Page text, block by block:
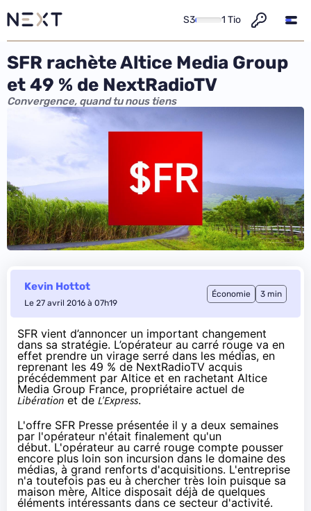
S3 1 Tio
SFR rachète Altice Media Group
et 49 % de NextRadioTV
Convergence, quand tu nous tiens
Kevin Hottot
Le 27 avril 2016 à 07h19
Économie 3 min
SFR vient d’annoncer un important changement
dans sa stratégie. L’opérateur au carré rouge va en
effet prendre un virage serré dans les médias, en
reprenant les 49 % de NextRadioTV acquis
précédemment par Altice et en rachetant Altice
Media Group France, propriétaire actuel de
Libération et de L’Express.
L'offre SFR Presse présentée il y a deux semaines
par l'opérateur n'était finalement qu'un
début. L'opérateur au carré rouge compte pousser
encore plus loin son incursion dans le domaine des
médias, à grand renforts d'acquisitions. L'entreprise
n'a toutefois pas eu à chercher très loin puisque sa
maison mère, Altice disposait déjà de quelques
éléments intéressants dans ce secteur d'activité.